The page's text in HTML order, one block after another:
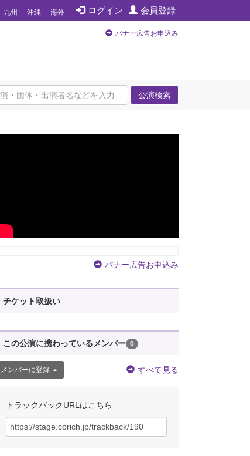
ログイン 会員登録
九州 沖縄 海外
バナー広告お申込み
公演検索
バナー広告お申込み
チケット取扱い
この公演に携わっているメンバー 0
メンバーに登録 すべて見る
トラックバックURLはこちら